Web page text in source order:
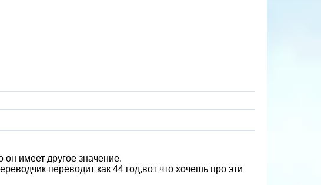
имеет другое значение.
переводит как 44 год,вот что хочешь про эти